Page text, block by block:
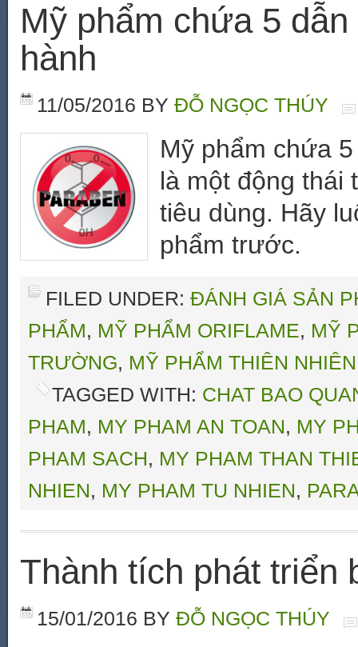
Mỹ phẩm chứa 5
hành
11/05/2016 BY ĐỖ NGỌC THÚY
Mỹ phẩm chứa
là một động thái
tiêu dùng. Hãy
phẩm trước.
FILED UNDER: ĐÁNH GIÁ SẢN
PHẨM, MỸ PHẨM ORIFLAME, MỸ
TRƯỜNG, MỸ PHẨM THIÊN NHIÊN
TAGGED WITH: CHAT BAO
PHAM, MY PHAM AN TOAN, MY
PHAM SACH, MY PHAM THAN
NHIEN, MY PHAM TU NHIEN,
Thành tích phát triển
15/01/2016 BY ĐỖ NGỌC THÚY